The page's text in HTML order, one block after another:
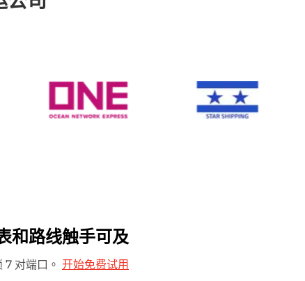
ONE Line
和路线触手可及
对端口。 开始免费试用